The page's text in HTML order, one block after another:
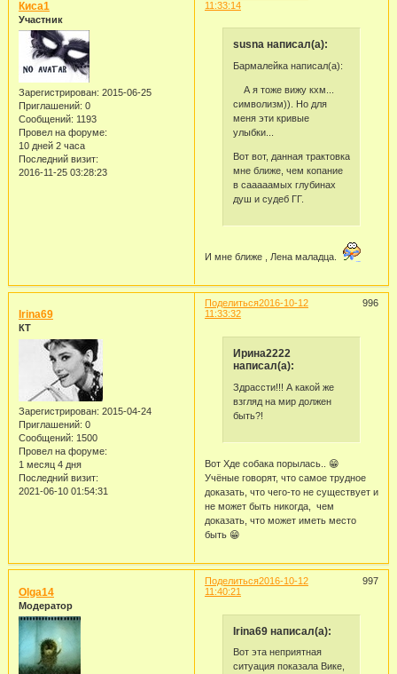
11:33:14
Киса1
Участник
Зарегистрирован: 2015-06-25
Приглашений: 0
Сообщений: 1193
Провел на форуме:
10 дней 2 часа
Последний визит:
2016-11-25 03:28:23
susna написал(а):
Бармалейка написал(а):
А я тоже вижу кхм...
символизм)). Но для
меня эти кривые
улыбки...
Вот вот, данная трактовка
мне ближе, чем копание
в сааааамых глубинах
душ и судеб ГГ.
И мне ближе , Лена маладца.
Поделиться 996
2016-10-12
11:33:32
Irina69
КТ
Зарегистрирован: 2015-04-24
Приглашений: 0
Сообщений: 1500
Провел на форуме:
1 месяц 4 дня
Последний визит:
2021-06-10 01:54:31
Ирина2222
написал(а):
Здрассти!!! А какой же
взгляд на мир должен
быть?!
Вот Хде собака порылась.. 😁
Учёные говорят, что самое трудное
доказать, что чего-то не существует и
не может быть никогда, чем
доказать, что может иметь место
быть 😁
Поделиться 997
2016-10-12
11:40:21
Olga14
Модератор
Irina69 написал(а):
Вот эта неприятная
ситуация показала Вике,